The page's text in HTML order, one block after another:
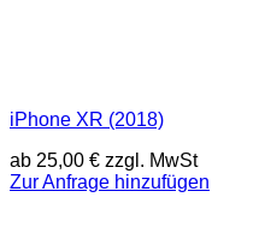
iPhone XR (2018)
ab 25,00 € zzgl. MwSt
Zur Anfrage hinzufügen